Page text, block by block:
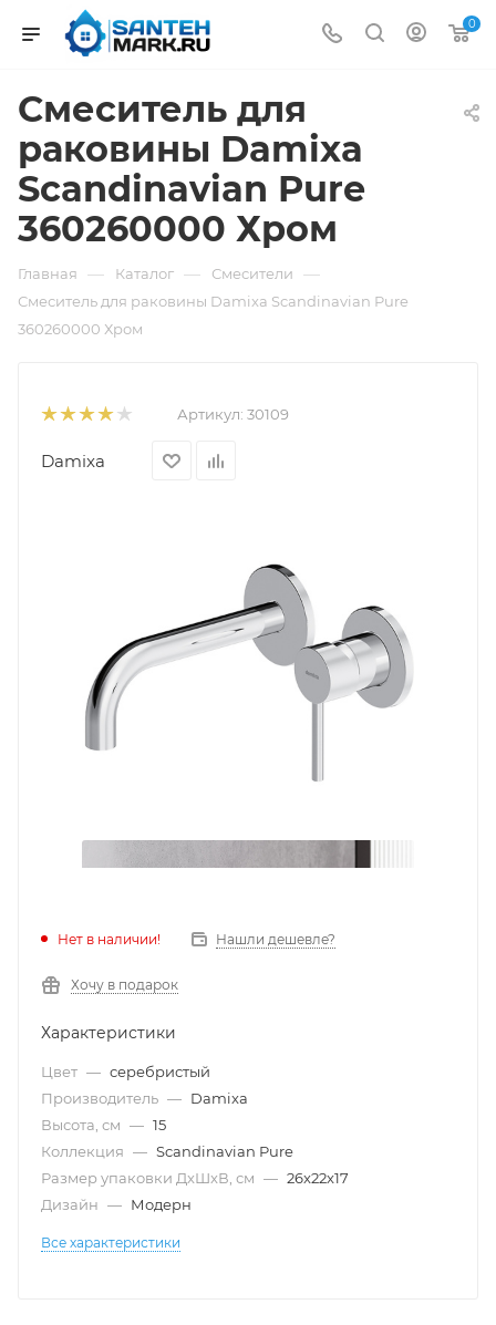
0
Смеситель для
раковины Damixa
Scandinavian Pure
360260000 Хром
Главная — Каталог — Смесители —
Смеситель для раковины Damixa Scandinavian Pure
360260000 Хром
Артикул: 30109
Damixa
Нет в наличии! Нашли дешевле?
Хочу в подарок
Характеристики
Цвет — серебристый
Производитель — Damixa
Высота, см — 15
Коллекция — Scandinavian Pure
Размер упаковки ДxШxВ, см — 26x22x17
Дизайн — Модерн
Все характеристики